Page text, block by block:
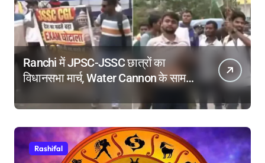
Ranchi में JPSC-JSSC छात्रों का
विधानसभा मार्च, Water Cannon के सामने
किया Dance, तोड़े बैरिकेड!
Rashifal